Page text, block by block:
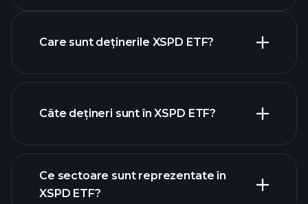
holdings
Care sunt deținerile XSPD ETF?
holdings
Câte dețineri sunt în XSPD ETF?
holdings
Ce sectoare sunt reprezentate în
XSPD ETF?